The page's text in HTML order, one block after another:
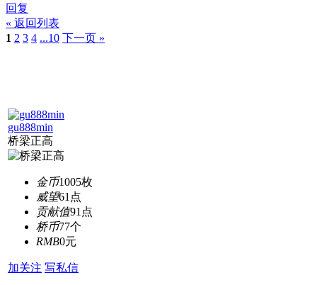
回复
« 返回列表
1 2 3 4 ...10 下一页 »
gu888min
桥梁正高
金币1005枚
威望61点
贡献值91点
桥币77个
RMB0元
加关注 写私信